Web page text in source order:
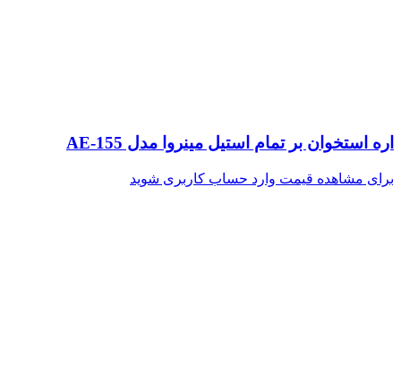
اره استخوان بر تمام استیل مینروا مدل AE-155
برای مشاهده قیمت وارد حساب کاربری شوید